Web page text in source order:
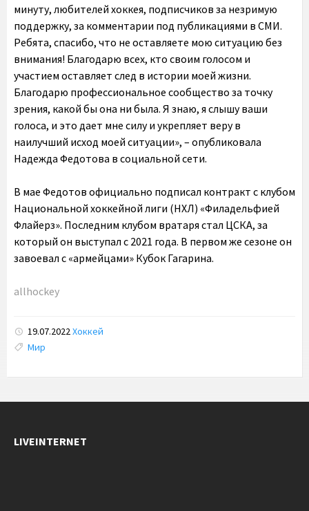
минуту, любителей хоккея, подписчиков за незримую
поддержку, за комментарии под публикациями в СМИ.
Ребята, спасибо, что не оставляете мою ситуацию без
внимания! Благодарю всех, кто своим голосом и
участием оставляет след в истории моей жизни.
Благодарю профессиональное сообщество за точку
зрения, какой бы она ни была. Я знаю, я слышу ваши
голоса, и это дает мне силу и укрепляет веру в
наилучший исход моей ситуации», – опубликовала
Надежда Федотова в социальной сети.
В мае Федотов официально подписал контракт с клубом
Национальной хоккейной лиги (НХЛ) «Филадельфией
Флайерз». Последним клубом вратаря стал ЦСКА, за
который он выступал с 2021 года. В первом же сезоне он
завоевал с «армейцами» Кубок Гагарина.
allhockey
19.07.2022Хоккей
Tags:
Мир
LIVEINTERNET